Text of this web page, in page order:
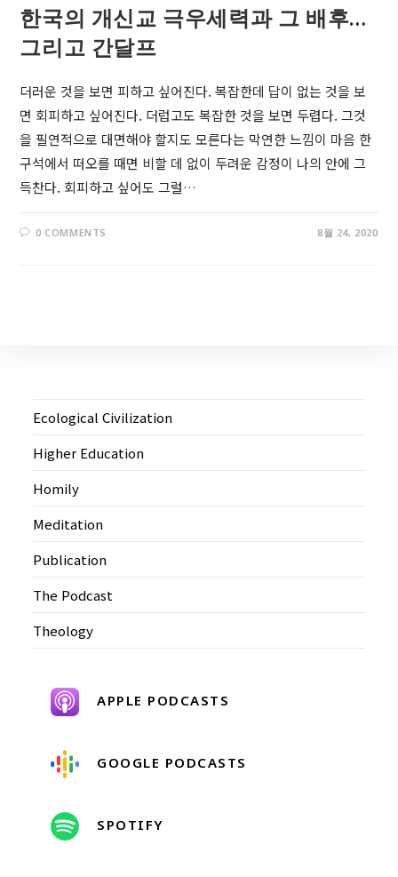
한국의 개신교 극우세력과 그 배후…
그리고 간달프
더러운 것을 보면 피하고 싶어진다. 복잡한데 답이 없는 것을 보
면 회피하고 싶어진다. 더럽고도 복잡한 것을 보면 두렵다. 그것
을 필연적으로 대면해야 할지도 모른다는 막연한 느낌이 마음 한
구석에서 떠오를 때면 비할 데 없이 두려운 감정이 나의 안에 그
득찬다. 회피하고 싶어도 그럴…
0 COMMENTS 8월 24, 2020
Ecological Civilization
Higher Education
Homily
Meditation
Publication
The Podcast
Theology
APPLE PODCASTS
GOOGLE PODCASTS
SPOTIFY